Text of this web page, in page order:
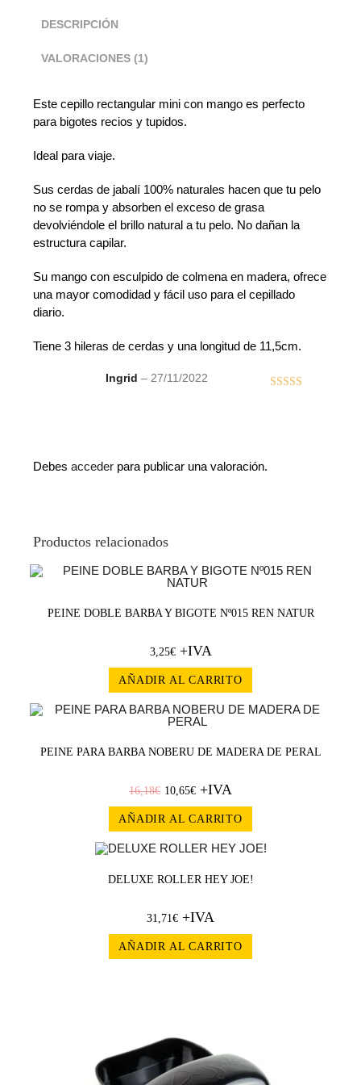
DESCRIPCIÓN
VALORACIONES (1)
Este cepillo rectangular mini con mango es perfecto
para bigotes recios y tupidos.
Ideal para viaje.
Sus cerdas de jabalí 100% naturales hacen que tu pelo
no se rompa y absorben el exceso de grasa
devolviéndole el brillo natural a tu pelo. No dañan la
estructura capilar.
Su mango con esculpido de colmena en madera, ofrece
una mayor comodidad y fácil uso para el cepillado
diario.
Tiene 3 hileras de cerdas y una longitud de 11,5cm.
Ingrid– 27/11/2022
Debesacceder para publicar una valoración.
Productos relacionados
PEINE DOBLE BARBA Y BIGOTE Nº015 REN NATUR
3,25€+IVA
AÑADIR AL CARRITO
PEINE PARA BARBA NOBERU DE MADERA DE PERAL
16,18€ 10,65€ +IVA
AÑADIR AL CARRITO
DELUXE ROLLER HEY JOE!
31,71€ +IVA
AÑADIR AL CARRITO